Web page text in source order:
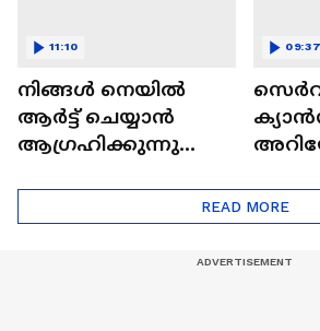
നിങ്ങൾ നെയിൽ
ആർട്ട് ചെയ്യാൻ
ആഗ്രഹിക്കുന്നുണ്ടോ
ട്രെൻഡിനെക്കുറിച്ച് |
Nail Art | Trends Cafe
11:10
Cancer
09:37
READ MORE